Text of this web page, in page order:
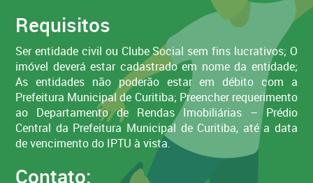
Requisitos
Ser entidade civil ou Clube Social sem fins lucrativos; O
imóvel deverá estar cadastrado em nome da entidade;
As entidades não poderão estar em débito com a
Prefeitura Municipal de Curitiba; Preencher requerimento
ao Departamento de Rendas Imobiliárias – Prédio
Central da Prefeitura Municipal de Curitiba, até a data
de vencimento do IPTU à vista.
Contato: